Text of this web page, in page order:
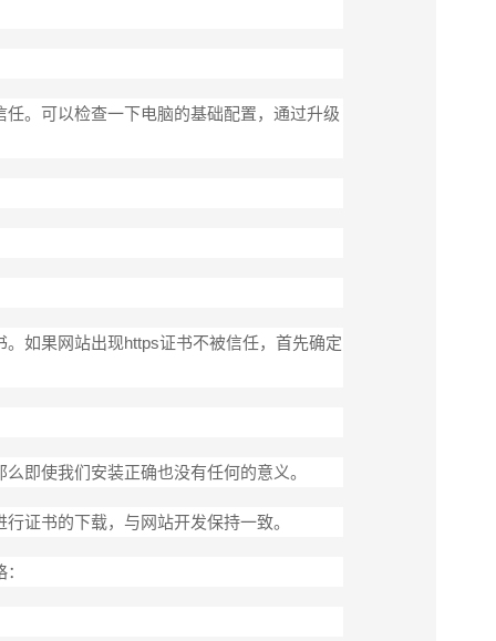
。可以检查一下电脑的基础配置，通过升级
如果网站出现https证书不被信任，首先确定
即使我们安装正确也没有任何的意义。
证书的下载，与网站开发保持一致。
：